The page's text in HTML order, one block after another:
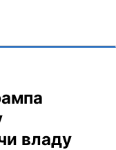
владу